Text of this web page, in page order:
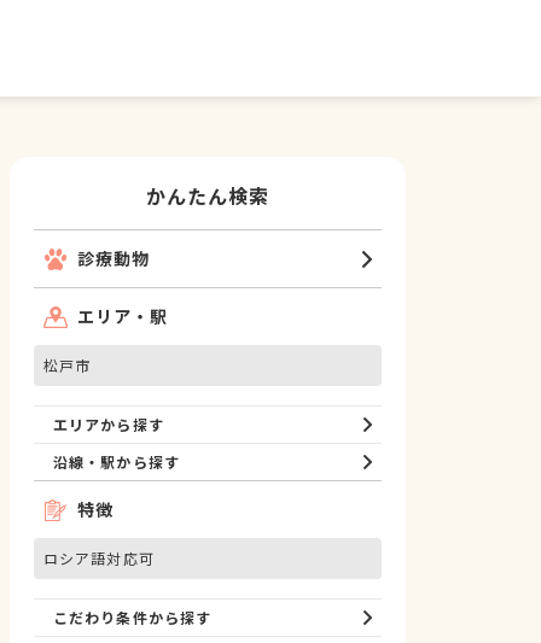
かんたん検索
診療動物
エリア・駅
松戸市
エリアから探す
沿線・駅から探す
特徴
ロシア語対応可
こだわり条件から探す